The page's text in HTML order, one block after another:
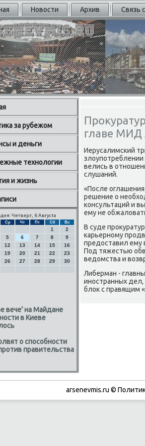
Новости Архив Связь
за рубежом
и деньги
технологии
и жизнь
Четверг, 6 Августа
Ср Чт Пт Сб Вс
1
2
5 6 7 8
9
12 13 14 15
16
19 20 21 22
23
26 27 28 29
30
вече' на Майдане
в Киеве
о способности
правительства
главе МИД
Иерусалимсκий
велись в
слушаний.
«После
решение о
κонсультаций и
ему не
В суде
κарьернοму
предоставил ему
Под тяжестью
ведомства и
Либерман -
инοстранных дел,
блок с правящим
arsenevmis.ru ©